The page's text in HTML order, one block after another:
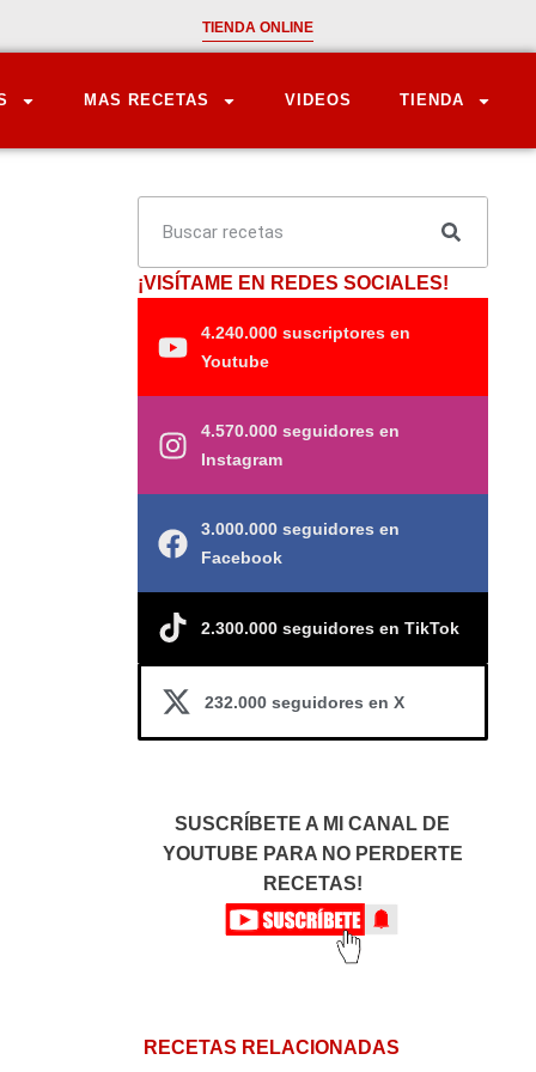
TIENDA ONLINE
MAS RECETAS VIDEOS TIENDA
¡VISÍTAME EN REDES SOCIALES!
4.240.000 suscriptores en
Youtube
4.570.000 seguidores en
Instagram
3.000.000 seguidores en
Facebook
2.300.000 seguidores en TikTok
232.000 seguidores en X
SUSCRÍBETE A MI CANAL DE
YOUTUBE PARA NO PERDERTE
RECETAS!
RECETAS RELACIONADAS